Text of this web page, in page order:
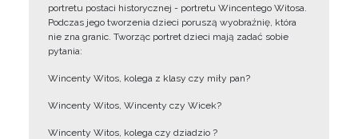
portretu postaci historycznej - portretu Wincentego Witosa.
Podczas jego tworzenia dzieci poruszą wyobraźnię, która
nie zna granic. Tworząc portret dzieci mają zadać sobie
pytania:
Wincenty Witos, kolega z klasy czy miły pan?
Wincenty Witos, Wincenty czy Wicek?
Wincenty Witos, kolega czy dziadzio ?